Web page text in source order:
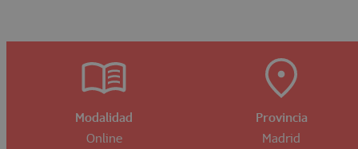
Modalidad
Online
Provincia
Madrid